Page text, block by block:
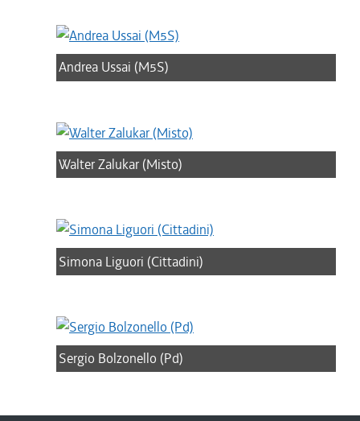
Andrea Ussai (M5S)
Walter Zalukar (Misto)
Simona Liguori (Cittadini)
Sergio Bolzonello (Pd)